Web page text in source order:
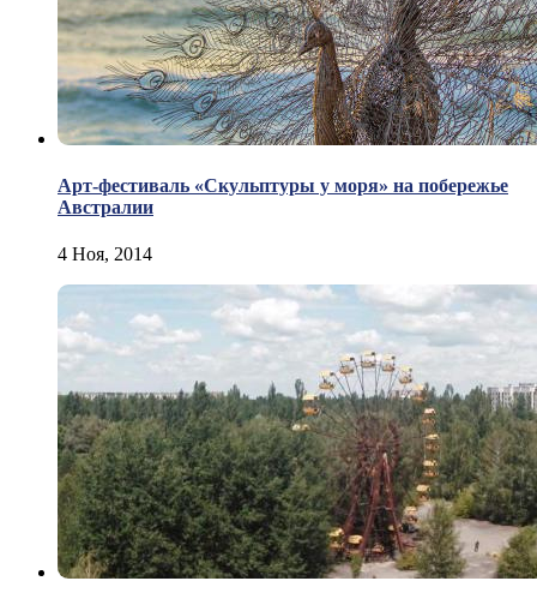
Арт-фестиваль «Скульптуры у моря» на побережье
Австралии
4 Ноя, 2014